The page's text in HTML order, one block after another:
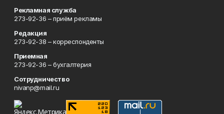
Рекламная служба
273-92-36 – приём рекламы
Редакция
273-92-38 – корреспонденты
Приемная
273-92-36 – бухгалтерия
Сотрудничество
nivanp@mail.ru